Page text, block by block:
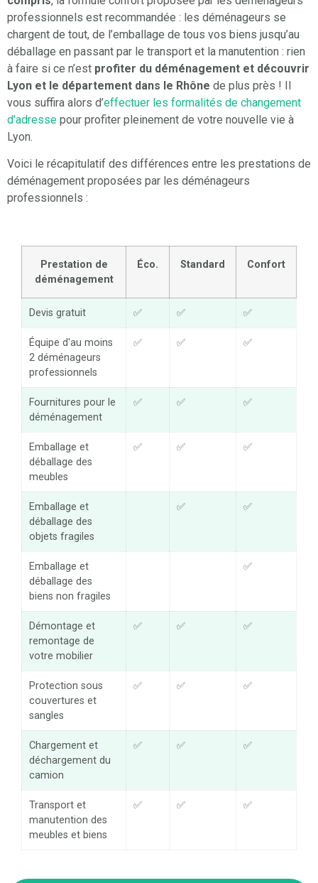
professionnels est recommandée : les déménageurs se
chargent de tout, de l’emballage de tous vos biens jusqu’au
déballage en passant par le transport et la manutention : rien
à faire si ce n’est profiter du déménagement et découvrir
Lyon et le département dans le Rhône de plus près ! Il
vous suffira alors d’effectuer les formalités de changement
d’adresse pour profiter pleinement de votre nouvelle vie à
Lyon.
Voici le récapitulatif des différences entre les prestations de
déménagement proposées par les déménageurs
professionnels :
Prestation de
déménagement
Éco. Standard Confort
Devis gratuit ✅ ✅ ✅
Équipe d'au moins
2 déménageurs
professionnels
✅ ✅ ✅
Fournitures pour le
déménagement
✅ ✅ ✅
Emballage et
déballage des
meubles
✅ ✅ ✅
Emballage et
déballage des
objets fragiles
✅ ✅
Emballage et
déballage des
biens non fragiles
✅
Démontage et
remontage de
votre mobilier
✅ ✅ ✅
Protection sous
couvertures et
sangles
✅ ✅ ✅
Chargement et
déchargement du
camion
✅ ✅ ✅
Transport et
manutention des
meubles et biens
✅ ✅ ✅